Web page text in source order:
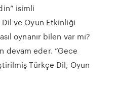
isimli
ve Oyun Etkinliği
oynanır bilen var mı?
devam eder. “Gece
Türkçe Dil, Oyun